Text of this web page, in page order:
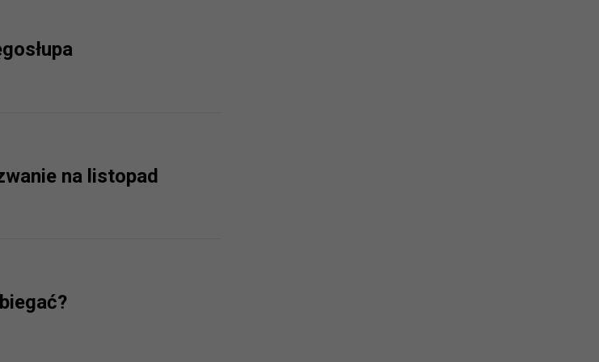
na listopad
administratorów jest tzw. uzasadniony interes administratora.
trzecich będzie odbywać się na podstawie Twojej dobrowolnej